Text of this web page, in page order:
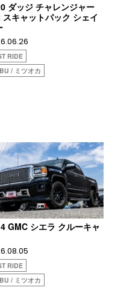
ダッジ チャレンジャー
スキャットパック シェイ
RIDE
/ ミツオカ
GMC シエラ クルーキャ
RIDE
/ ミツオカ